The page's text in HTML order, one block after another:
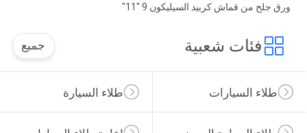
ورق جلخ من قماش كربيد السيليكون 9 "11"
فئات شعبية جميع
طلاء السيارة طلاء السيارات